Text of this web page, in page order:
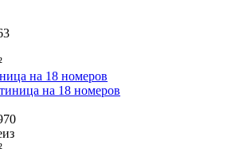
на 18 номеров